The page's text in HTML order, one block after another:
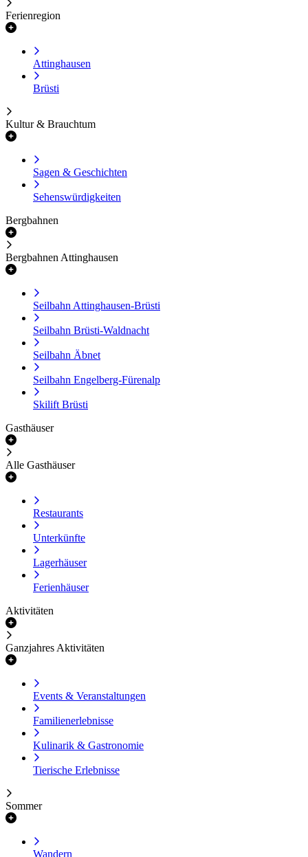
Ferienregion
Attinghausen
Brüsti
Kultur & Brauchtum
Sagen & Geschichten
Sehenswürdigkeiten
Bergbahnen
Bergbahnen Attinghausen
Seilbahn Attinghausen-Brüsti
Seilbahn Brüsti-Waldnacht
Seilbahn Äbnet
Seilbahn Engelberg-Fürenalp
Skilift Brüsti
Gasthäuser
Alle Gasthäuser
Restaurants
Unterkünfte
Lagerhäuser
Ferienhäuser
Aktivitäten
Ganzjahres Aktivitäten
Events & Veranstaltungen
Familienerlebnisse
Kulinarik & Gastronomie
Tierische Erlebnisse
Sommer
Wandern